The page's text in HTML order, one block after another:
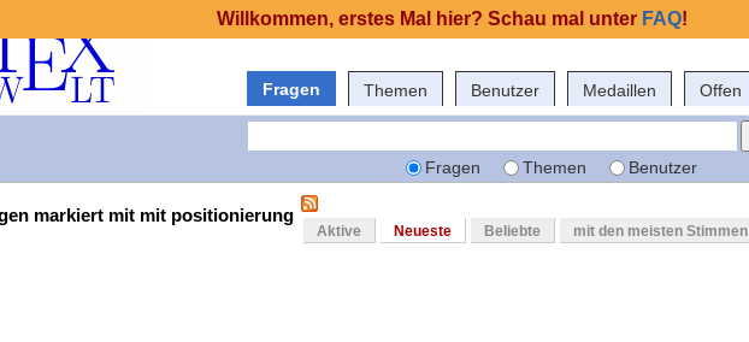
Fragen Themen Benutzer Medaillen Offen
Fragen Themen Benutzer
markiert mit mit positionierung
Aktive Neueste Beliebte mit den meisten Stimmen
Willkommen, erstes Mal hier? Schau mal unter FAQ!